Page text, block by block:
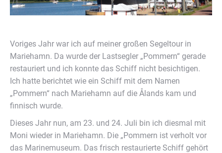
Voriges Jahr war ich auf meiner großen Segeltour in
Mariehamn. Da wurde der Lastsegler „Pommern“ gerade
restauriert und ich konnte das Schiff nicht besichtigen.
Ich hatte berichtet wie ein Schiff mit dem Namen
„Pommern“ nach Mariehamn auf die Ålands kam und
finnisch wurde.
Dieses Jahr nun, am 23. und 24. Juli bin ich diesmal mit
Moni wieder in Mariehamn. Die „Pommern ist verholt vor
das Marinemuseum. Das frisch restaurierte Schiff gehört